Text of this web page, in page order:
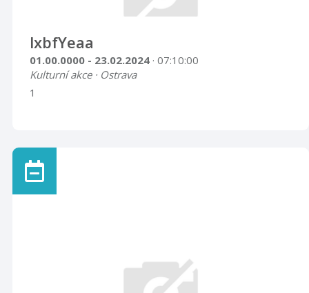
lxbfYeaa
01.00.0000 - 23.02.2024 · 07:10:00
Kulturní akce · Ostrava
1